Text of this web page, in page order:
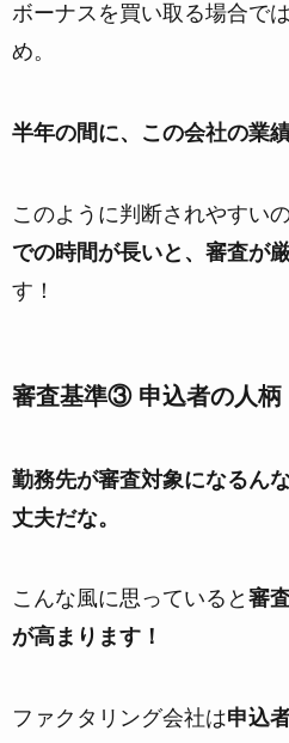
ボーナスを買い取る場合で
め。
半年の間に、この会社の業
このように判断されやすい
での時間が長いと、審査が
す！
審査基準③ 申込者の人柄
勤務先が審査対象になるん
丈夫だな。
こんな風に思っていると 審
が高まります！
ファクタリング会社は申込